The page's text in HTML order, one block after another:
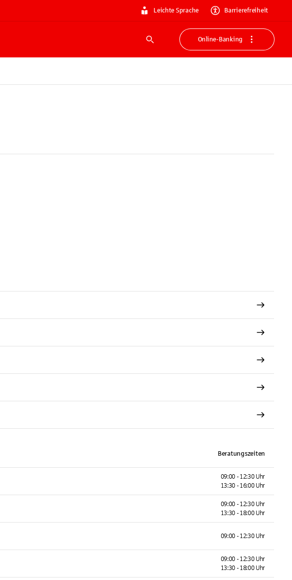
Leichte Sprache Barrierefreiheit
Suche
Online-Banking
Beratungszeiten
09:00 - 12:30 Uhr
13:30 - 16:00 Uhr
09:00 - 12:30 Uhr
13:30 - 18:00 Uhr
09:00 - 12:30 Uhr
09:00 - 12:30 Uhr
13:30 - 18:00 Uhr